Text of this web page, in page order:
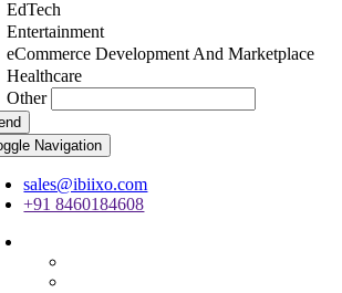
EdTech
Entertainment
eCommerce Development And Marketplace
Healthcare
Other
Navigation
sales@ibiixo.com
+91 8460184608